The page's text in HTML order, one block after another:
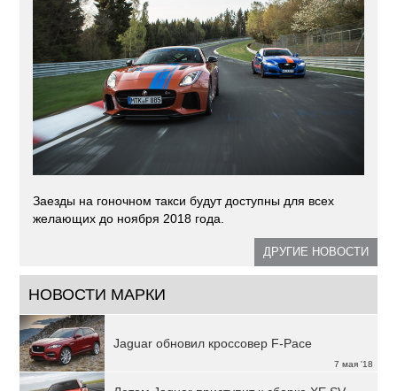
Заезды на гоночном такси будут доступны для всех
желающих до ноября 2018 года.
ДРУГИЕ НОВОСТИ
НОВОСТИ МАРКИ
7 мая '18
Jaguar обновил кроссовер F-Pace